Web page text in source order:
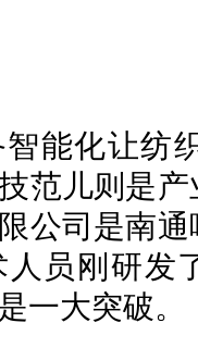
能化让纺
范儿则是
公司是南
员刚研发
一大突破。